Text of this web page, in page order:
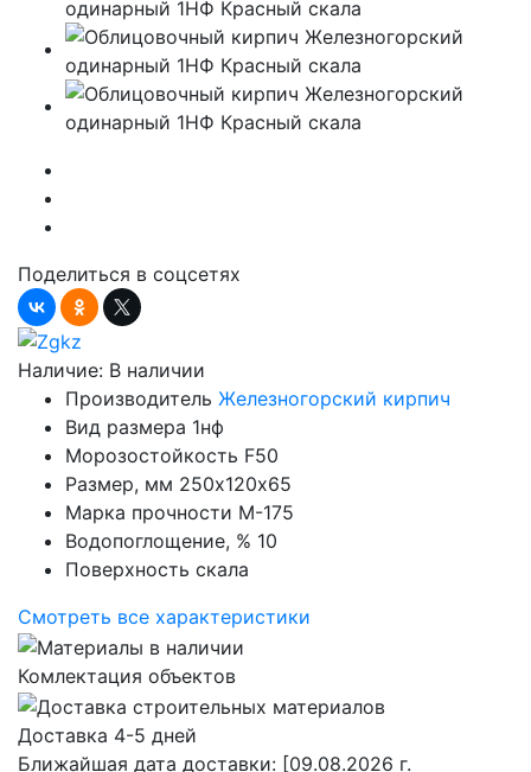
Поделиться в соцсетях
Наличие: В наличии
Производитель Железногорский кирпич
Вид размера 1нф
Морозостойкость F50
Размер, мм 250х120х65
Марка прочности М-175
Водопоглощение, % 10
Поверхность скала
Смотреть все характеристики
Комлектация объектов
Доставка 4-5 дней
Ближайшая дата доставки: [09.08.2026 г.